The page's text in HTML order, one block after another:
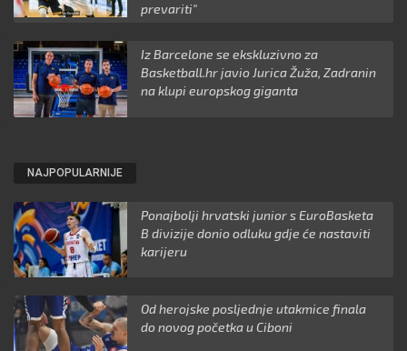
prevariti"
Iz Barcelone se ekskluzivno za
Basketball.hr javio Jurica Žuža, Zadranin
na klupi europskog giganta
NAJPOPULARNIJE
Ponajbolji hrvatski junior s EuroBasketa
B divizije donio odluku gdje će nastaviti
karijeru
Od herojske posljednje utakmice finala
do novog početka u Ciboni